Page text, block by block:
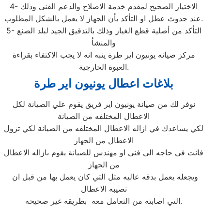
4- الاختيار الصحيح لمقدم خدمة الاصلاح والدعم الفنى وذلك
عند حدوث عطل او التأكد بأن الجهاز لا يعمل بالشكل المطلوب.
5- التأكد من أصلية قطع الغيار وذلك بالتدقيق الجيد لبلد الصنع
والمنشأ
مركز صيانه يونيون اير طرة ينبه انه لا يجب الاكتفاء بقراءة
العبوة الخارجية.
بلاغات اعطال يونيون اير طرة
نوفر لك من صيانة يونيون اير فريق يقوم علي الصيانة لكل
الاعطال المختلفه من الصيانة
لكي يساعدك في ازاله الاعطال المختلفه من الصيانة لكي تزول
الاعطال من الجهاز
فانت في حاجه الي فني او مهندس للصيانة يقوم بازاله الاعطال
من الجهاز
تصيبه الاعطال
التي اصابته من التعامل معه بطريقه غير صحيحه.